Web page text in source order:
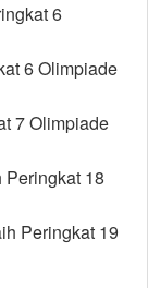
6
6 Olimpiade
7 Olimpiade
Peringkat 18
Peringkat 19